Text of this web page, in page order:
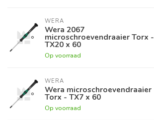
WERA
Wera 2067
microschroevendraaier Torx -
TX20 x 60
Op voorraad
WERA
Wera microschroevendraaier
Torx - TX7 x 60
Op voorraad